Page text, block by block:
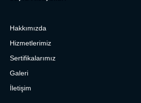
Hakkımızda
Hizmetlerimiz
Sertifikalarımız
Galeri
İletişim